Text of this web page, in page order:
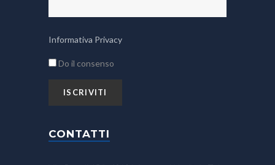
Informativa Privacy
Do il consenso
CONTATTI